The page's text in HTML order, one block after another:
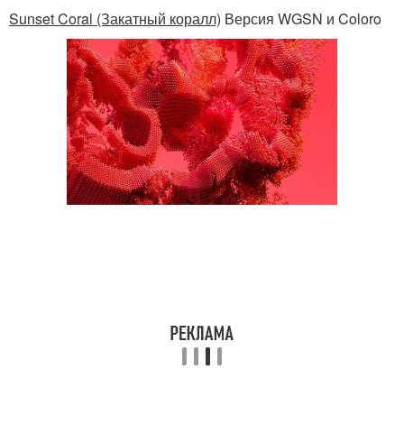
Sunset Coral (Закатный коралл) Версия WGSN и Coloro